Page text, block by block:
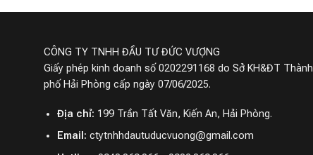
CÔNG TY TNHH ĐẦU TƯ ĐỨC VƯỢNG
Giấy phép kinh doanh số 0202291168 do Sở KH&ĐT Thành
phố Hải Phòng cấp ngày 07/06/2025.
Địa chỉ: 199 Trần Tất Văn, Kiến An, Hải Phòng.
Email: ctytnhhdautuducvuong@gmail.com